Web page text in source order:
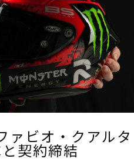
ァビオ・クアルタ
契約締結